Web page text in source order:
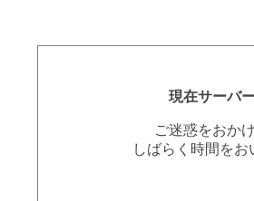
現在サーバ
ご迷惑をおか
しばらく時間を